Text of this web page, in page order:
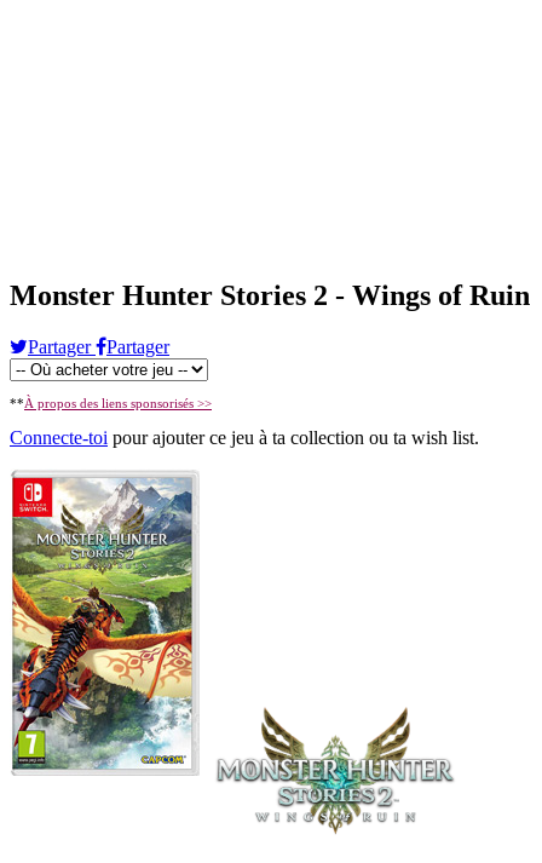
Monster Hunter Stories 2 - Wings of Ruin
Partager Partager
**À propos des liens sponsorisés >>
Connecte-toi pour ajouter ce jeu à ta collection ou ta wish list.